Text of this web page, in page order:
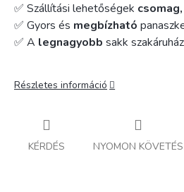
✅ Szállítási lehetőségek
✅ Gyors és megbízható
✅ A legnagyobb sakk szakáruház
Részletes információ
KÉRDÉS NYOMON KÖVETÉS